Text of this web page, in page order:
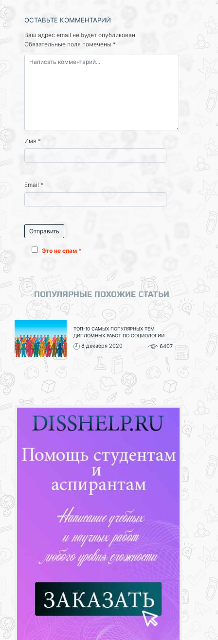
ОСТАВЬТЕ КОММЕНТАРИЙ
Ваш адрес email не будет опубликован.
Обязательные поля помечены *
Имя *
Email *
Это не спам *
ПОПУЛЯРНЫЕ ПОХОЖИЕ СТАТЬИ
ТОП-10 САМЫХ ПОПУЛЯРНЫХ ТЕМ
ДИПЛОМНЫХ РАБОТ ПО СОЦИОЛОГИИ
8 декабря 2020 6407